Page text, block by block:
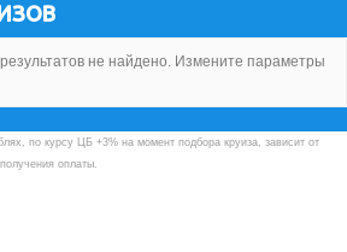
не найдено. Измените параметры
по курсу ЦБ +3% на момент подбора круиза, зависит от
оплаты.